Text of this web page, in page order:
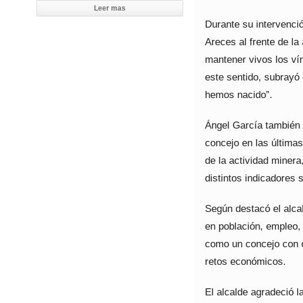
Durante su
Areces al frente de la
mantener vivos los
este sentido, subrayó
hemos nacido”.
Ángel García
concejo en las
de la actividad
distintos indicadores
Según destacó el
en población,
como un concejo con
retos económicos.
El alcalde agradeció
Leer mas